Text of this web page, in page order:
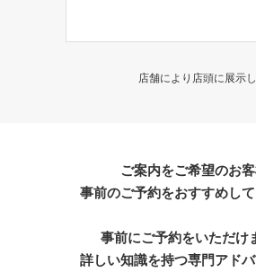
店舗により店頭に展示
ご案内をご希望のお
事前のご予約をおすすめして
事前にご予約をいただけ
詳しい知識を持つ専門アドバ